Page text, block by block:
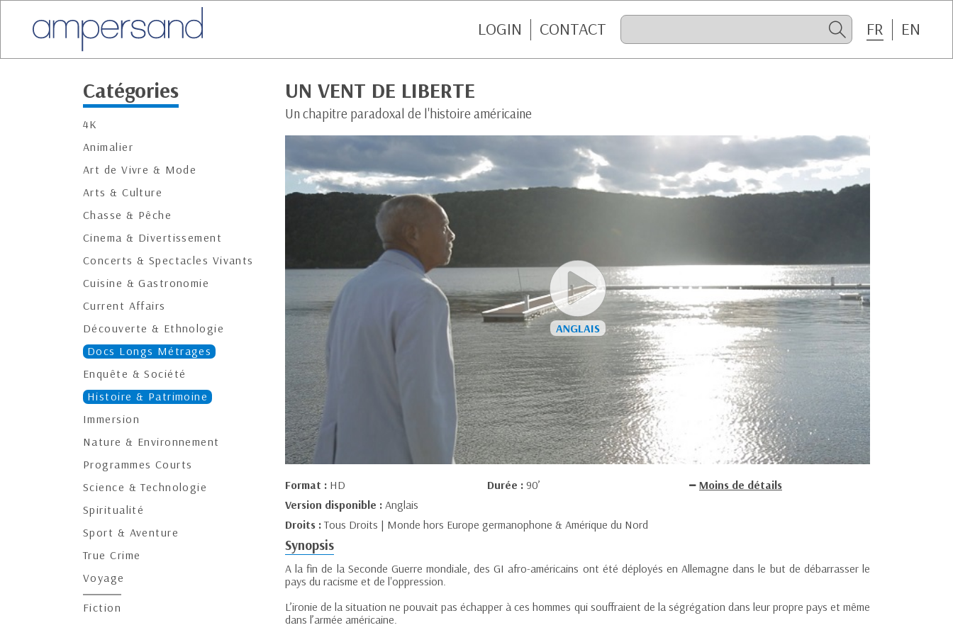
LOGIN CONTACT FR EN
Catégories
4K
Animalier
Art de Vivre & Mode
Arts & Culture
Chasse & Pêche
Cinema & Divertissement
Concerts & Spectacles Vivants
Cuisine & Gastronomie
Current Affairs
Découverte & Ethnologie
Docs Longs Métrages
Enquête & Société
Histoire & Patrimoine
Immersion
Nature & Environnement
Programmes Courts
Science & Technologie
Spiritualité
Sport & Aventure
True Crime
Voyage
Fiction
UN VENT DE LIBERTE
Un chapitre paradoxal de l'histoire américaine
Format : HD Durée : 90’
Moins de détails
Version disponible : Anglais
Droits :Tous Droits | Monde hors Europe germanophone & Amérique du Nord
Synopsis
A la fin de la Seconde Guerre mondiale, des GI afro-américains ont été déployés en Allemagne dans le but de débarrasser le
pays du racisme et de l'oppression.
L’ironie de la situation ne pouvait pas échapper à ces hommes qui souffraient de la ségrégation dans leur propre pays et même
dans l’armée américaine.